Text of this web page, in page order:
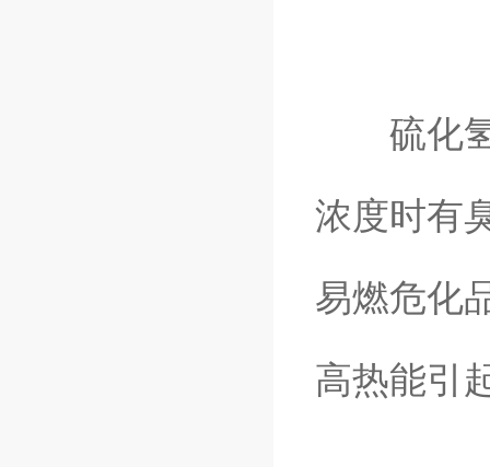
硫化氢
浓度时有
易燃危化
高热能引